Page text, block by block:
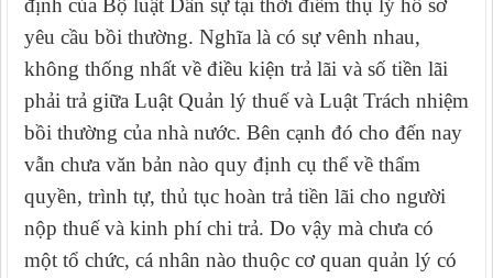
định của Bộ luật Dân sự tại thời điểm thụ lý hồ sơ
yêu cầu bồi thường. Nghĩa là có sự vênh nhau,
không thống nhất về điều kiện trả lãi và số tiền lãi
phải trả giữa Luật Quản lý thuế và Luật Trách nhiệm
bồi thường của nhà nước. Bên cạnh đó cho đến nay
vẫn chưa văn bản nào quy định cụ thể về thẩm
quyền, trình tự, thủ tục hoàn trả tiền lãi cho người
nộp thuế và kinh phí chi trả. Do vậy mà chưa có
một tổ chức, cá nhân nào thuộc cơ quan quản lý có